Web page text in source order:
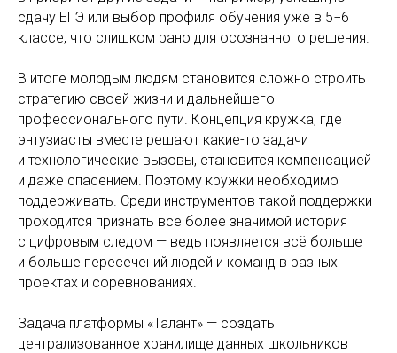
сдачу ЕГЭ или выбор профиля обучения уже в 5−6
классе, что слишком рано для осознанного решения.
В итоге молодым людям становится сложно строить
стратегию своей жизни и дальнейшего
профессионального пути. Концепция кружка, где
энтузиасты вместе решают какие-то задачи
и технологические вызовы, становится компенсацией
и даже спасением. Поэтому кружки необходимо
поддерживать. Среди инструментов такой поддержки
проходится признать все более значимой история
с цифровым следом — ведь появляется всё больше
и больше пересечений людей и команд в разных
проектах и соревнованиях.
Задача платформы «Талант» — создать
централизованное хранилище данных школьников